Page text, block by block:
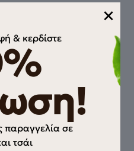
σε πιο
×
& κερδίστε
παραγγελία σε
τσάι